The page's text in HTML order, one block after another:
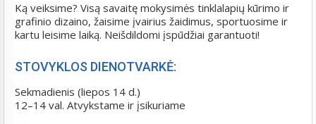
Ką veiksime? Visą savaitę mokysimės tinklalapių kūrimo ir
grafinio dizaino, žaisime įvairius žaidimus, sportuosime ir
kartu leisime laiką. Neišdildomi įspūdžiai garantuoti!
STOVYKLOS DIENOTVARKĖ:
Sekmadienis (liepos 14 d.)
12–14 val. Atvykstame ir įsikuriame